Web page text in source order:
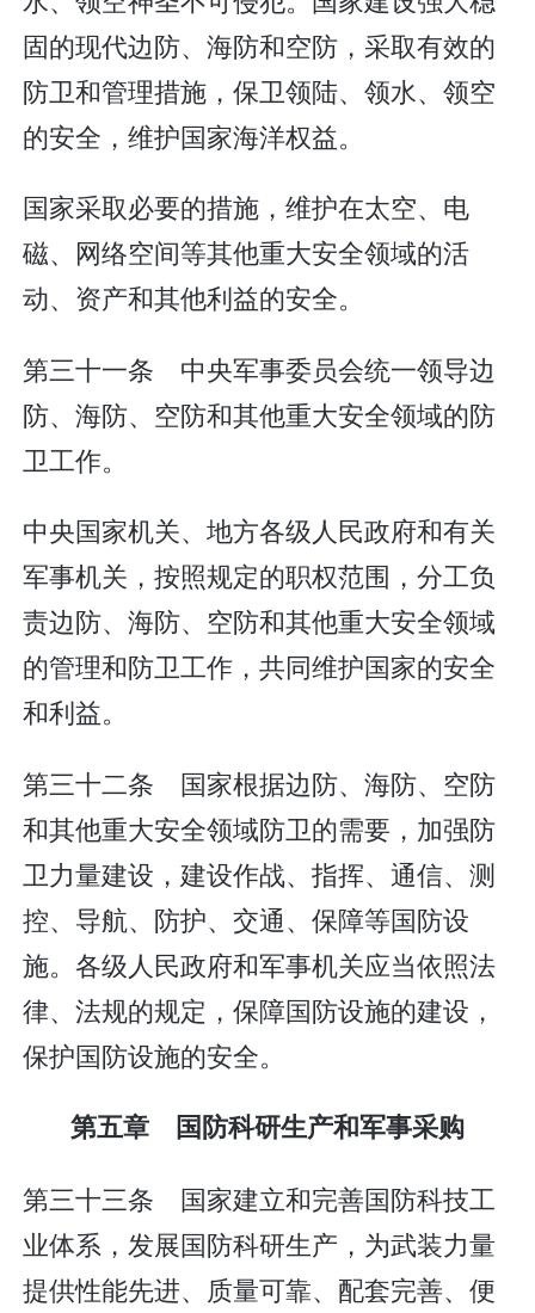
固的现代边防、海防和空防，采取有效的
防卫和管理措施，保卫领陆、领水、领空
的安全，维护国家海洋权益。
国家采取必要的措施，维护在太空、电
磁、网络空间等其他重大安全领域的活
动、资产和其他利益的安全。
第三十一条 中央军事委员会统一领导边
防、海防、空防和其他重大安全领域的防
卫工作。
中央国家机关、地方各级人民政府和有关
军事机关，按照规定的职权范围，分工负
责边防、海防、空防和其他重大安全领域
的管理和防卫工作，共同维护国家的安全
和利益。
第三十二条 国家根据边防、海防、空防
和其他重大安全领域防卫的需要，加强防
卫力量建设，建设作战、指挥、通信、测
控、导航、防护、交通、保障等国防设
施。各级人民政府和军事机关应当依照法
律、法规的规定，保障国防设施的建设，
保护国防设施的安全。
第五章 国防科研生产和军事采购
第三十三条 国家建立和完善国防科技工
业体系，发展国防科研生产，为武装力量
提供性能先进、质量可靠、配套完善、便